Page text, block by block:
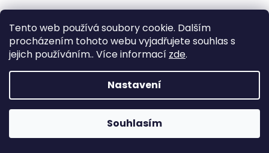
Tento web používá soubory cookie. Dalším
procházením tohoto webu vyjadřujete souhlas s
jejich používáním.. Více informací zde.
Nastavení
Souhlasím
Briliantové okvětí na dětských náušnicích z bílého zlata